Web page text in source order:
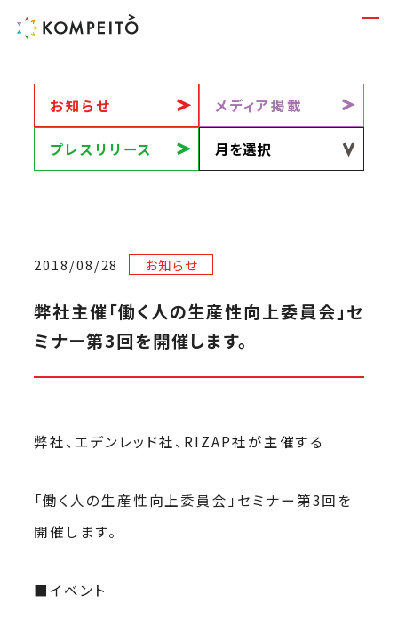
お知らせ メディア掲載
プレスリリース
2018/08/28 お知らせ
弊社主催「働く人の生産性向上委員会」セ
ミナー第3回を開催します。
弊社、エデンレッド社、RIZAP社が主催する
「働く人の生産性向上委員会」セミナー第3回を
開催します。
■イベント